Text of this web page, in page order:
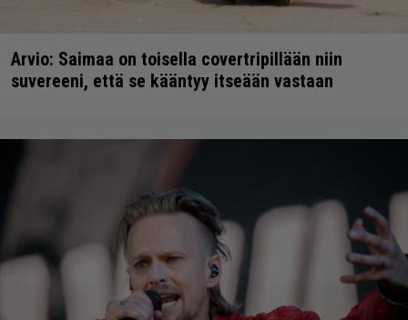
Arvio: Saimaa on toisella covertripillään niin
suvereeni, että se kääntyy itseään vastaan